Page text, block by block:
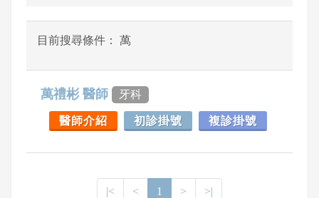
目前搜尋條件： 萬
萬禮彬 醫師 牙科
醫師介紹 初診掛號 複診掛號
|< < 1 > >|